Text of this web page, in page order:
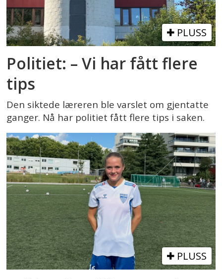
PLUSS
Politiet: – Vi har fått flere
tips
Den siktede læreren ble varslet om gjentatte
ganger. Nå har politiet fått flere tips i saken.
PLUSS